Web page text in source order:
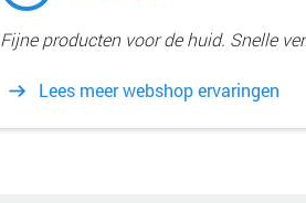
Fijne producten voor de huid. Snelle
Lees meer webshop ervaringen